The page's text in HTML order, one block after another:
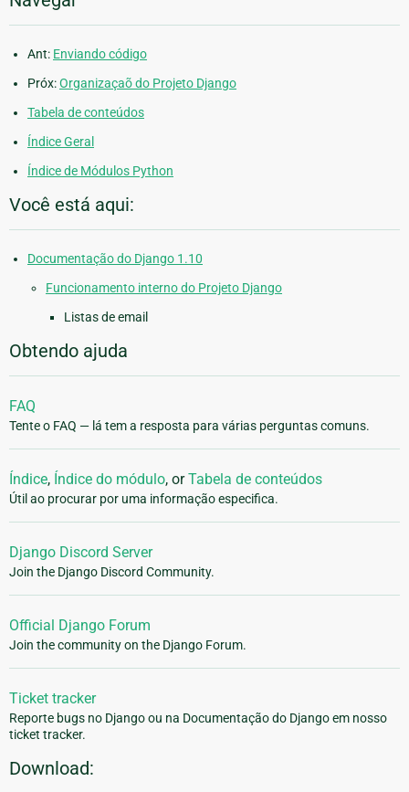
Ant: Enviando código
Próx:Organizaçaõ do Projeto Django
Tabela de conteúdos
Índice Geral
Índice de Módulos Python
Você está aqui:
Documentação do Django 1.10
Funcionamento interno do Projeto Django
Listas de email
Obtendo ajuda
FAQ
Tente o FAQ — lá tem a resposta para várias perguntas comuns.
Índice, Índice do módulo, orTabela de conteúdos
Útil ao procurar por uma informação especifica.
Django Discord Server
Join the Django Discord Community.
Official Django Forum
Join the community on the Django Forum.
Ticket tracker
Reporte bugs no Django ou na Documentação do Django em nosso
ticket tracker.
Download: